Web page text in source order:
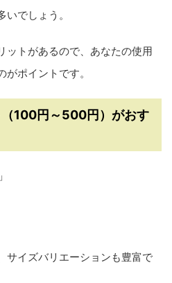
でしょう。
ットがあるので、あなたの使用
ポイントです。
100円～500円）がおす
サイズバリエーションも豊富で